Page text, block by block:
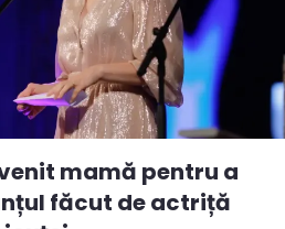
mamă pentru a
făcut de actriță